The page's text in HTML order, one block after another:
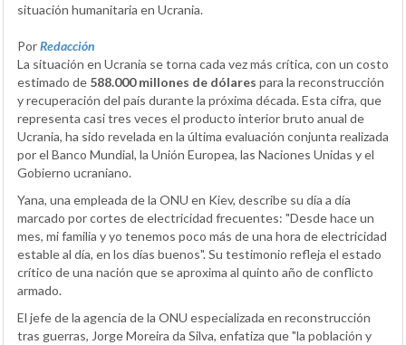
situación humanitaria en Ucrania.
PorRedacción
La situación en Ucrania se torna cada vez más crítica, con un costo
estimado de 588.000 millones de dólares para la reconstrucción
y recuperación del país durante la próxima década. Esta cifra, que
representa casi tres veces el producto interior bruto anual de
Ucrania, ha sido revelada en la última evaluación conjunta realizada
por el Banco Mundial, la Unión Europea, las Naciones Unidas y el
Gobierno ucraniano.
Yana, una empleada de la ONU en Kiev, describe su día a día
marcado por cortes de electricidad frecuentes: "Desde hace un
mes, mi familia y yo tenemos poco más de una hora de electricidad
estable al día, en los días buenos". Su testimonio refleja el estado
crítico de una nación que se aproxima al quinto año de conflicto
armado.
El jefe de la agencia de la ONU especializada en reconstrucción
tras guerras, Jorge Moreira da Silva, enfatiza que "la población y